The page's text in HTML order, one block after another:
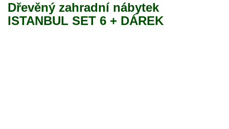
Dřevěný zahradní nábytek
ISTANBUL SET 6 + DÁREK